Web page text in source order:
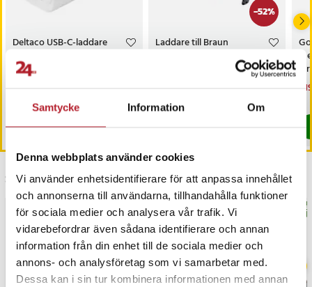
Samtycke Information Om
Denna webbplats använder cookies
Vi använder enhetsidentifierare för att anpassa innehållet
och annonserna till användarna, tillhandahålla funktioner
för sociala medier och analysera vår trafik. Vi
vidarebefordrar även sådana identifierare och annan
information från din enhet till de sociala medier och
annons- och analysföretag som vi samarbetar med.
Dessa kan i sin tur kombinera informationen med annan
Deltaco USB-C-laddare
USB-C-väggladdare med
Just nu har vi bara 2 kvar av denna produkt
Köp
-52%
Laddare till Braun
rakapparat / kompatibel
ersättningsladdare för Braun
Sista exemplaret
Senast besökta
BÄSTSÄLJARE